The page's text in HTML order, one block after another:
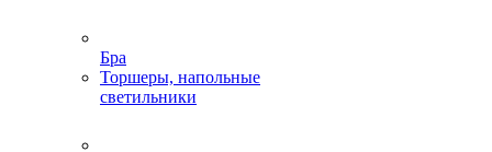
Бра
Торшеры, напольные
светильники